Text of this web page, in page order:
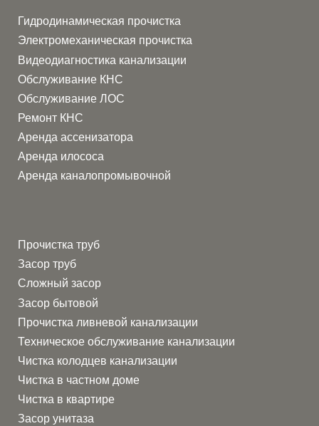
инженеры знают, как справиться с любой
задачей, от простых до самых сложных.
Если у вас проблемы с трубами, мы быстро
их решим.
Современное оборудование
все необходимое для качественного
ремонта: насосы, системы очистки,
опрессовщики, пневматические пистолеты
Гидродинамическая прочистка
Электромеханическая прочистка
Видеодиагностика канализации
Обслуживание КНС
Обслуживание ЛОС
Ремонт КНС
Аренда ассенизатора
Аренда илососа
Аренда каналопромывочной
Прочистка труб
Засор труб
Сложный засор
Засор бытовой
Прочистка ливневой канализации
Техническое обслуживание канализации
Чистка колодцев канализации
Чистка в частном доме
Чистка в квартире
Засор унитаза